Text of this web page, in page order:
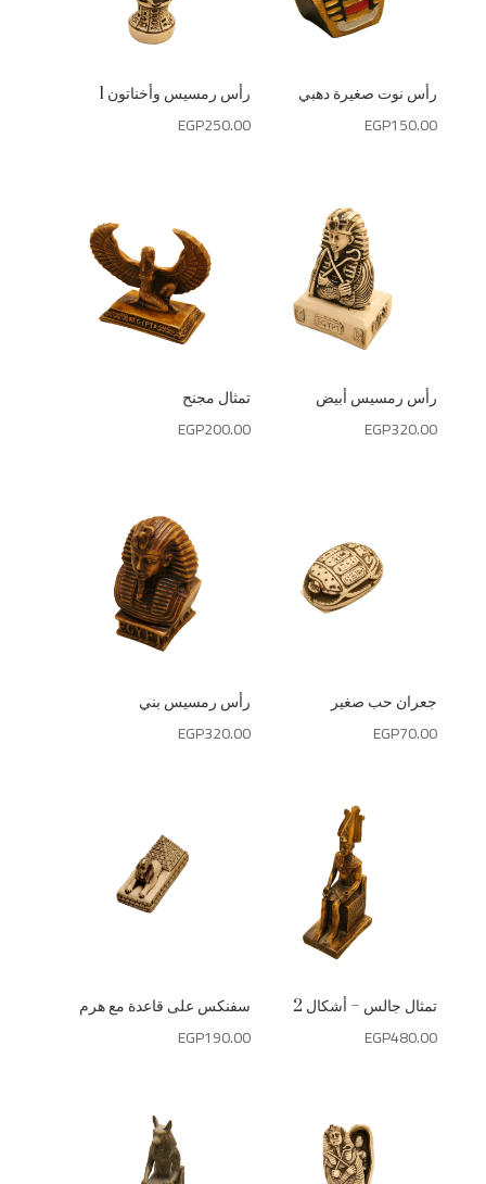
رأس رمسيس وأخناتون 1
EGP250.00
رأس نوت صغيرة دهبي
EGP150.00
تمثال مجنح
EGP200.00
رأس رمسيس أبيض
EGP320.00
رأس رمسيس بني
EGP320.00
جعران حب صغير
EGP70.00
سفنكس على قاعدة مع هرم
EGP190.00
تمثال جالس – أشكال 2
EGP480.00